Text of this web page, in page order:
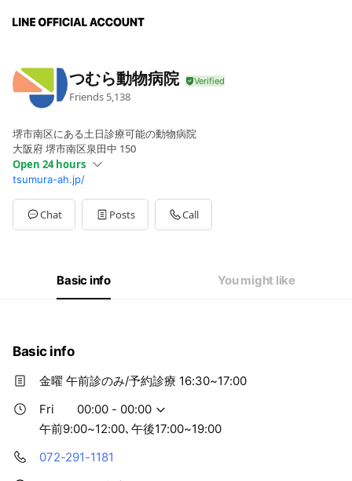
つむら動物病院
Friends 5,138
堺市南区にある土日診療可能の動物病院
大阪府 堺市南区泉田中 150
Open 24 hours
Sun00:00 - 00:00
Mon00:00 - 00:00
Tue00:00 - 00:00
Wed00:00 - 00:00
00:00 - 00:00
午前9:00~12:00､午後17:00~19:00
tsumura-ah.jp/
Chat Posts Call
Basic info You might like
Basic info
金曜 午前診のみ/予約診療 16:30~17:00
Fri
00:00 - 00:00
午前9:00~12:00､午後17:00~19:00
072-291-1181